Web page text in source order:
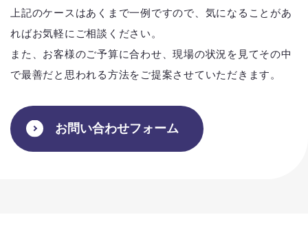
上記のケースはあくまで一例ですので、気になることがあ
ればお気軽にご相談ください。
また、お客様のご予算に合わせ、現場の状況を見てその中
で最善だと思われる方法をご提案させていただきます。
お問い合わせフォーム